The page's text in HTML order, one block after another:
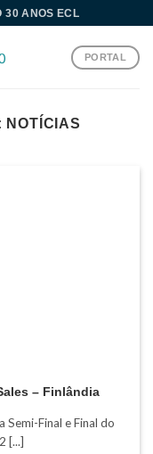
30 ANOS ECL
PORTAL
NOTÍCIAS
– Finlândia
Semi-Final e Final do
[...]